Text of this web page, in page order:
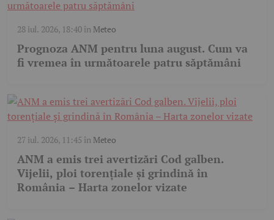
28 iul. 2026, 18:40în Meteo
Prognoza ANM pentru luna august. Cum va
fi vremea în următoarele patru săptămâni
27 iul. 2026, 11:45 în Meteo
ANM a emis trei avertizări Cod galben.
Vijelii, ploi torențiale și grindină în
România – Harta zonelor vizate